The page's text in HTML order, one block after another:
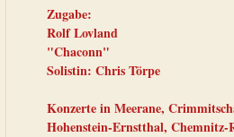
Zugabe:
Rolf Lovland
"Chaconn"
Solistin: Chris Törpe
Konzerte in Meerane,
Hohenstein-Ernstthal,